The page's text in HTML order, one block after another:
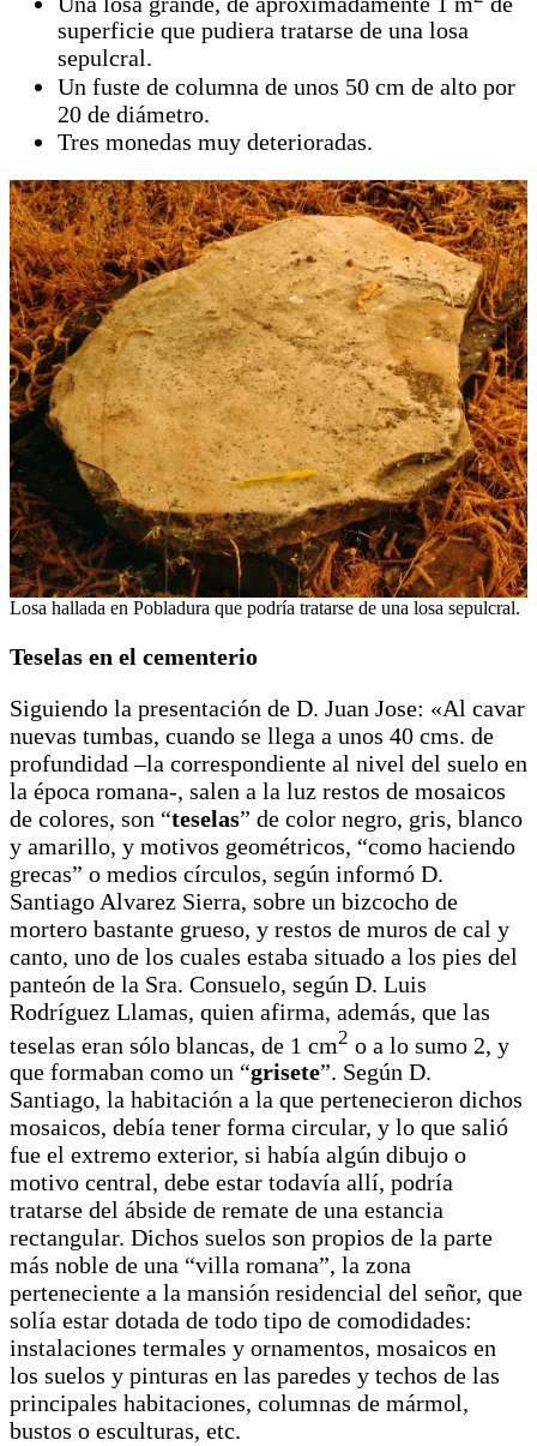
superficie que pudiera tratarse de una losa
sepulcral.
Un fuste de columna de unos 50 cm de alto por
20 de diámetro.
Tres monedas muy deterioradas.
Losa hallada en Pobladura que podría tratarse de una losa sepulcral.
Teselas en el cementerio
Siguiendo la presentación de D. Juan Jose: «Al cavar
nuevas tumbas, cuando se llega a unos 40 cms. de
profundidad –la correspondiente al nivel del suelo en
la época romana-, salen a la luz restos de mosaicos
de colores, son “teselas” de color negro, gris, blanco
y amarillo, y motivos geométricos, “como haciendo
grecas” o medios círculos, según informó D.
Santiago Alvarez Sierra, sobre un bizcocho de
mortero bastante grueso, y restos de muros de cal y
canto, uno de los cuales estaba situado a los pies del
panteón de la Sra. Consuelo, según D. Luis
Rodríguez Llamas, quien afirma, además, que las
teselas eran sólo blancas, de 1 cm2 o a lo sumo 2, y
que formaban como un “grisete”. Según D.
Santiago, la habitación a la que pertenecieron dichos
mosaicos, debía tener forma circular, y lo que salió
fue el extremo exterior, si había algún dibujo o
motivo central, debe estar todavía allí, podría
tratarse del ábside de remate de una estancia
rectangular. Dichos suelos son propios de la parte
más noble de una “villa romana”, la zona
perteneciente a la mansión residencial del señor, que
solía estar dotada de todo tipo de comodidades:
instalaciones termales y ornamentos, mosaicos en
los suelos y pinturas en las paredes y techos de las
principales habitaciones, columnas de mármol,
bustos o esculturas, etc.